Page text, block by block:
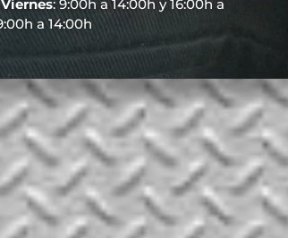
: 9:00h a 14:00h y 16:00h a
a 14:00h